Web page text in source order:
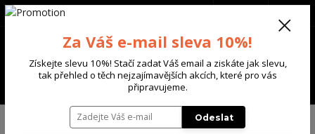
Menu
+420 702 136 620
TRIKA & TÍLKA
Yakuza pánské tričko Artist Acid Regular
Za Váš e-mail sleva 10%!
Získejte slevu 10%! Stačí zadat Váš email a ziskáte jak slevu,
tak přehled o těch nejzajímavějších akcích, které pro vás
připravujeme.
Odeslat